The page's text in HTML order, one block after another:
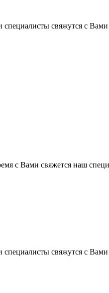
свяжутся с
с Вами свяжется наш
свяжутся с